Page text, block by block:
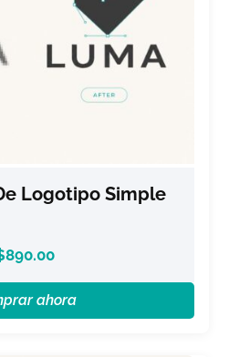
Logotipo Simple
890.00
ahora